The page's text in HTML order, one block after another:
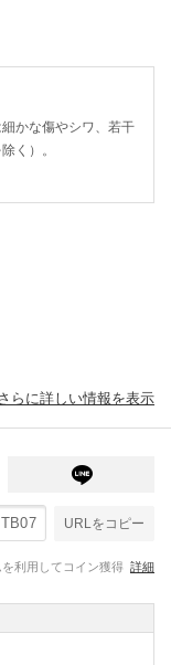
かな傷やシワ、若干
く）。
らに詳しい情報を表示
URLをコピー
利用してコイン獲得 詳細